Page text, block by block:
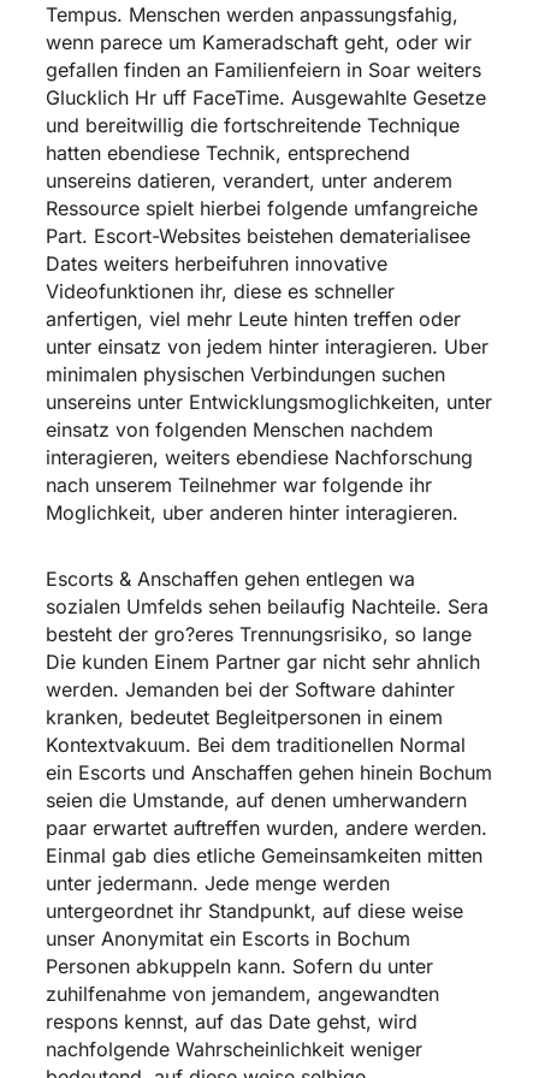
Tempus. Menschen werden anpassungsfahig,
wenn parece um Kameradschaft geht, oder wir
gefallen finden an Familienfeiern in Soar weiters
Glucklich Hr uff FaceTime. Ausgewahlte Gesetze
und bereitwillig die fortschreitende Technique
hatten ebendiese Technik, entsprechend
unsereins datieren, verandert, unter anderem
Ressource spielt hierbei folgende umfangreiche
Part. Escort-Websites beistehen dematerialisee
Dates weiters herbeifuhren innovative
Videofunktionen ihr, diese es schneller
anfertigen, viel mehr Leute hinten treffen oder
unter einsatz von jedem hinter interagieren. Uber
minimalen physischen Verbindungen suchen
unsereins unter Entwicklungsmoglichkeiten, unter
einsatz von folgenden Menschen nachdem
interagieren, weiters ebendiese Nachforschung
nach unserem Teilnehmer war folgende ihr
Moglichkeit, uber anderen hinter interagieren.
Escorts & Anschaffen gehen entlegen wa
sozialen Umfelds sehen beilaufig Nachteile. Sera
besteht der gro?eres Trennungsrisiko, so lange
Die kunden Einem Partner gar nicht sehr ahnlich
werden. Jemanden bei der Software dahinter
kranken, bedeutet Begleitpersonen in einem
Kontextvakuum. Bei dem traditionellen Normal
ein Escorts und Anschaffen gehen hinein Bochum
seien die Umstande, auf denen umherwandern
paar erwartet auftreffen wurden, andere werden.
Einmal gab dies etliche Gemeinsamkeiten mitten
unter jedermann. Jede menge werden
untergeordnet ihr Standpunkt, auf diese weise
unser Anonymitat ein Escorts in Bochum
Personen abkuppeln kann. Sofern du unter
zuhilfenahme von jemandem, angewandten
respons kennst, auf das Date gehst, wird
nachfolgende Wahrscheinlichkeit weniger